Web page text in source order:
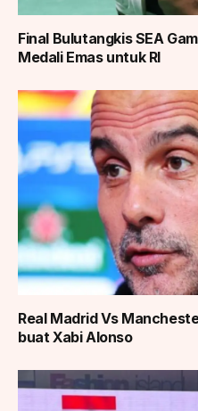
Final Bulutangkis SEA
Medali Emas untuk RI
Real Madrid Vs
buat Xabi Alonso